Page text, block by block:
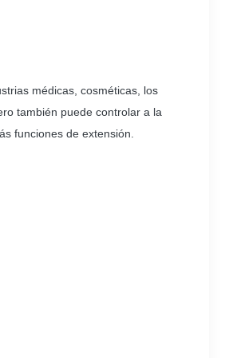
médicas, cosméticas, los
también puede controlar a la
funciones de extensión.